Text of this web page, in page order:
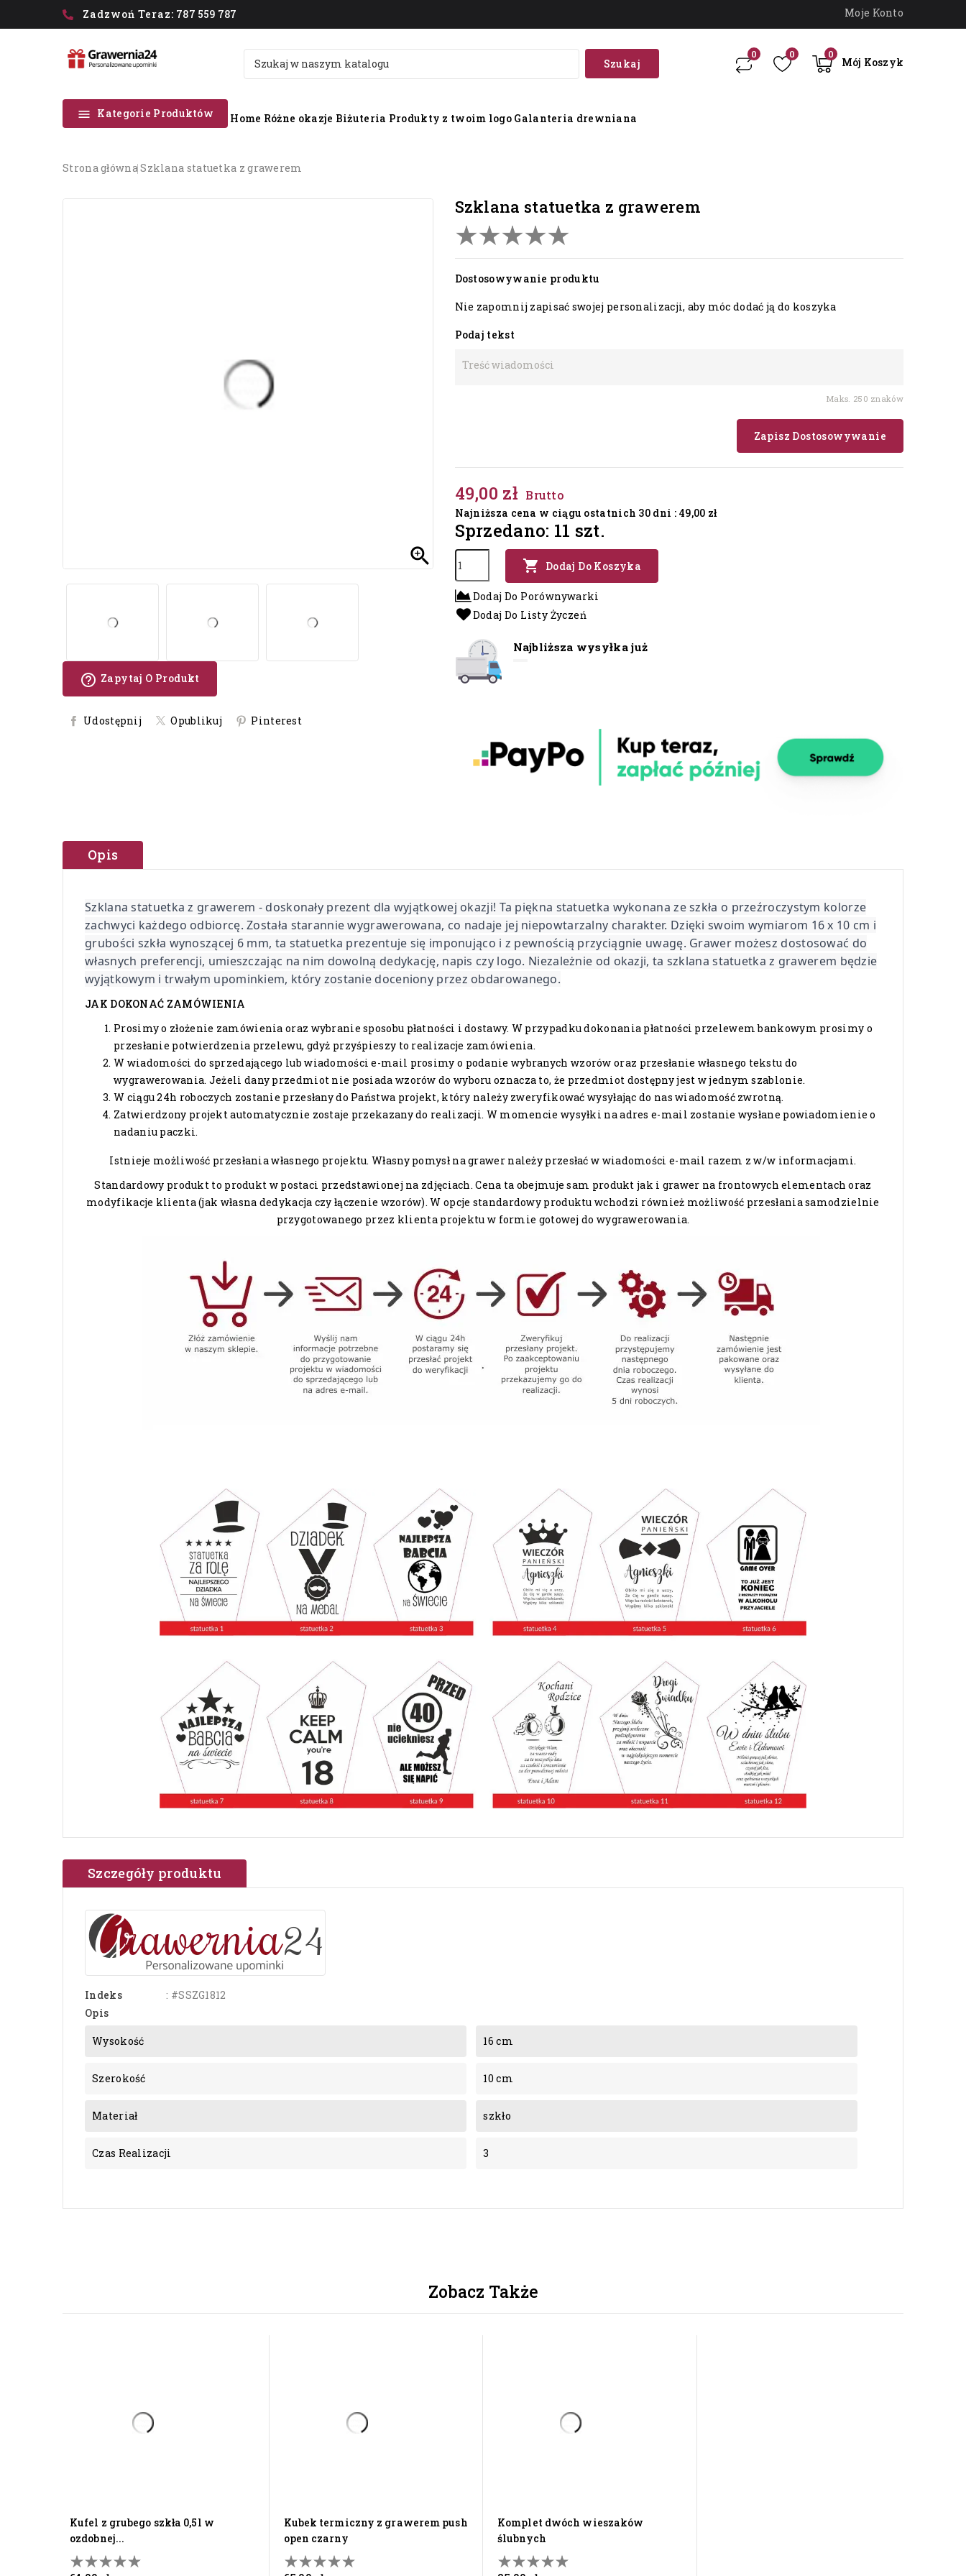
Zadzwoń Teraz: 787 559 787 Moje Konto
0
Mój Koszyk
0
0
Szukaj
 Kategorie Produktów Home Różne okazje Biżuteria Produkty z twoim logo Galanteria drewniana
strona główna szklana statuetka z grawerem

help_outline Zapytaj O Produkt
Udostępnij Opublikuj Pinterest
szklana statuetka z grawerem
Dostosowywanie produktu
Nie zapomnij zapisać swojej personalizacji, aby móc dodać ją do koszyka
Podaj tekst
Maks. 250 znaków
Zapisz Dostosowywanie
49,00 zł Brutto
Najniższa cena w ciągu ostatnich 30 dni : 49,00 zł
Sprzedano: 11 szt.
 Dodaj Do Koszyka
Dodaj Do Porównywarki
Dodaj Do Listy Życzeń
Najbliższa wysyłka już
Opis
Szklana statuetka z grawerem - doskonały prezent dla wyjątkowej okazji! Ta piękna statuetka wykonana ze szkła o przeźroczystym kolorze
zachwyci każdego odbiorcę. Została starannie wygrawerowana, co nadaje jej niepowtarzalny charakter. Dzięki swoim wymiarom 16 x 10 cm i
grubości szkła wynoszącej 6 mm, ta statuetka prezentuje się imponująco i z pewnością przyciągnie uwagę. Grawer możesz dostosować do
własnych preferencji, umieszczając na nim dowolną dedykację, napis czy logo. Niezależnie od okazji, ta szklana statuetka z grawerem będzie
wyjątkowym i trwałym upominkiem, który zostanie doceniony przez obdarowanego.
JAK DOKONAĆ ZAMÓWIENIA
Prosimy o złożenie zamówienia oraz wybranie sposobu płatności i dostawy. W przypadku dokonania płatności przelewem bankowym prosimy o
przesłanie potwierdzenia przelewu, gdyż przyśpieszy to realizacje zamówienia.
W wiadomości do sprzedającego lub wiadomości e-mail prosimy o podanie wybranych wzorów oraz przesłanie własnego tekstu do
wygrawerowania. Jeżeli dany przedmiot nie posiada wzorów do wyboru oznacza to, że przedmiot dostępny jest w jednym szablonie.
W ciągu 24h roboczych zostanie przesłany do Państwa projekt, który należy zweryfikować wysyłając do nas wiadomość zwrotną.
Zatwierdzony projekt automatycznie zostaje przekazany do realizacji. W momencie wysyłki na adres e-mail zostanie wysłane powiadomienie o
nadaniu paczki.
Istnieje możliwość przesłania własnego projektu. Własny pomysł na grawer należy przesłać w wiadomości e-mail razem z w/w informacjami.
Standardowy produkt to produkt w postaci przedstawionej na zdjęciach. Cena ta obejmuje sam produkt jak i grawer na frontowych elementach oraz
modyfikacje klienta (jak własna dedykacja czy łączenie wzorów). W opcje standardowy produktu wchodzi również możliwość przesłania samodzielnie
przygotowanego przez klienta projektu w formie gotowej do wygrawerowania.
Szczegóły produktu
Indeks
: #SSZG1812
Opis
Wysokość 16 cm
Szerokość 10 cm
Materiał szkło
Czas Realizacji 3
Zobacz Także
kufel z grubego szkła 0,5l w
ozdobnej...
kubek termiczny z grawerem push
open czarny
komplet dwóch wieszaków
ślubnych